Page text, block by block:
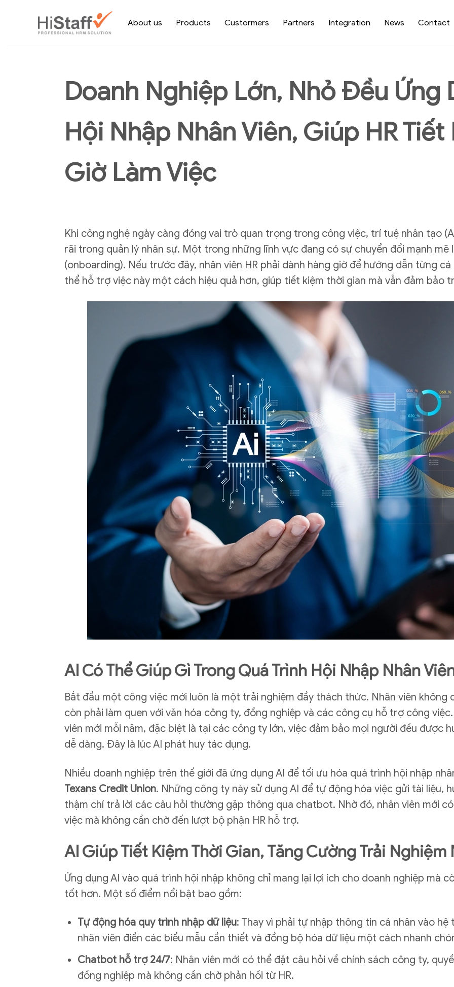
About us Products Custormers Partners Integration News Contact
Doanh Nghiệp Lớn, Nhỏ Đều Ứng
Hội Nhập Nhân Viên, Giúp HR
Giờ Làm Việc
Khi công nghệ ngày càng đóng vai trò quan trọng trong công việc, trí tuệ nhân tạo
rãi trong quản lý nhân sự. Một trong những lĩnh vực đang có sự chuyển đổi mạnh mẽ
(onboarding). Nếu trước đây, nhân viên HR phải dành hàng giờ để hướng dẫn từng
thể hỗ trợ việc này một cách hiệu quả hơn, giúp tiết kiệm thời gian mà vẫn đảm bảo
AI Có Thể Giúp Gì Trong Quá Trình Hội Nhập Nhân
Bắt đầu một công việc mới luôn là một trải nghiệm đầy thách thức. Nhân viên không
còn phải làm quen với văn hóa công ty, đồng nghiệp và các công cụ hỗ trợ công
viên mới mỗi năm, đặc biệt là tại các công ty lớn, việc đảm bảo mọi người đều được
dễ dàng. Đây là lúc AI phát huy tác dụng.
Nhiều doanh nghiệp trên thế giới đã ứng dụng AI để tối ưu hóa quá trình hội nhập
Texans Credit Union. Những công ty này sử dụng AI để tự động hóa việc gửi tài liệu,
thậm chí trả lời các câu hỏi thường gặp thông qua chatbot. Nhờ đó, nhân viên mới
việc mà không cần chờ đến lượt bộ phận HR hỗ trợ.
AI Giúp Tiết Kiệm Thời Gian, Tăng Cường Trải Nghiệm
Ứng dụng AI vào quá trình hội nhập không chỉ mang lại lợi ích cho doanh nghiệp mà
tốt hơn. Một số điểm nổi bật bao gồm:
Tự động hóa quy trình nhập dữ liệu: Thay vì phải tự nhập thông tin cá nhân vào
nhân viên điền các biểu mẫu cần thiết và đồng bộ hóa dữ liệu một cách nhanh
Chatbot hỗ trợ 24/7: Nhân viên mới có thể đặt câu hỏi về chính sách công ty,
đồng nghiệp mà không cần chờ phản hồi từ HR.